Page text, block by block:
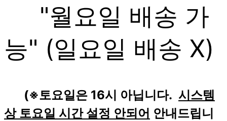
"월요일 배송 가
능" (일요일 배송 X)
(※토요일은 16시 아닙니다. 시스템
상 토요일 시간 설정 안되어 안내드립니